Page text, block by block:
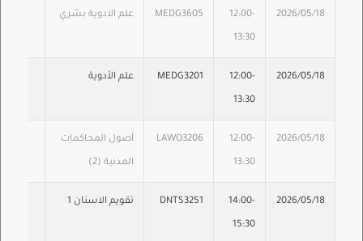
2026/05/18
12:00-
13:30
MEDG3605 علم الادوية بشري
2026/05/18
12:00-
13:30
MEDG3201 علم الأدوية
2026/05/18
12:00-
13:30
LAWO3206 أصول المحاكمات
المدنية (2)
2026/05/18
14:00-
15:30
DNTS3251 تقويم الاسنان 1